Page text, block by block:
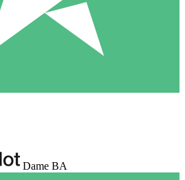
Dame BA